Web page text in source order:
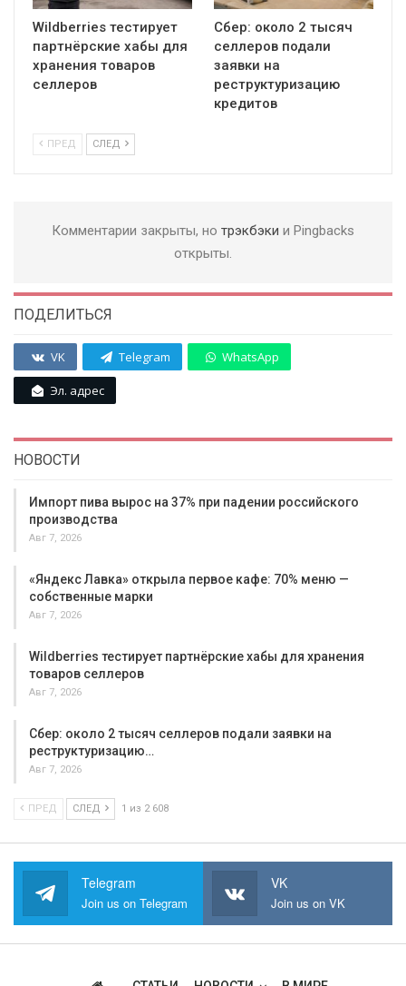
Wildberries тестирует
партнёрские хабы для
хранения товаров
селлеров
Сбер: около 2 тысяч
селлеров подали
заявки на
реструктуризацию
кредитов
ПРЕД СЛЕД
Комментарии закрыты, но трэкбэки и Pingbacks
открыты.
ПОДЕЛИТЬСЯ
VK Telegram WhatsApp
Эл. адрес
НОВОСТИ
Импорт пива вырос на 37% при падении российского
производства
Авг 7, 2026
«Яндекс Лавка» открыла первое кафе: 70% меню —
собственные марки
Авг 7, 2026
Wildberries тестирует партнёрские хабы для хранения
товаров селлеров
Авг 7, 2026
Сбер: около 2 тысяч селлеров подали заявки на
реструктуризацию…
Авг 7, 2026
ПРЕД СЛЕД 1 из 2 608
Telegram
Join us on Telegram
VK
Join us on VK